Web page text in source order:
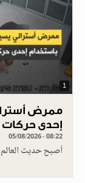
1
ممرض
إحدى
05/08/2026 - 08:22
أصبح حديث